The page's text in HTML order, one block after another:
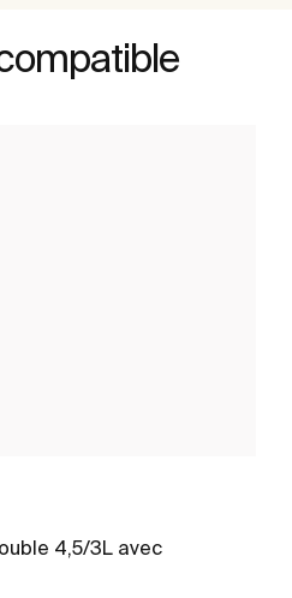
4,5/3L avec